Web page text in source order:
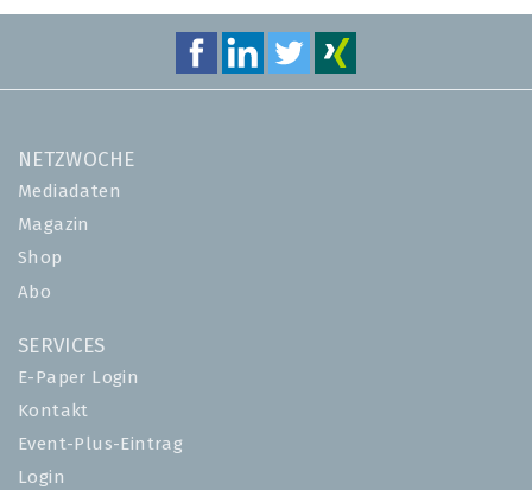
NETZWOCHE
Mediadaten
Magazin
Shop
Abo
SERVICES
E-Paper Login
Kontakt
Event-Plus-Eintrag
Login